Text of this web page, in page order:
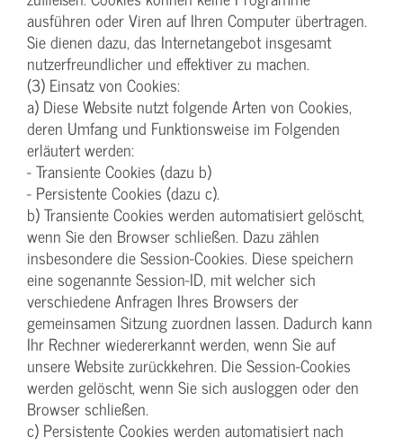
ausführen oder Viren auf Ihren Computer übertragen.
Sie dienen dazu, das Internetangebot insgesamt
nutzerfreundlicher und effektiver zu machen.
(3) Einsatz von Cookies:
a) Diese Website nutzt folgende Arten von Cookies,
deren Umfang und Funktionsweise im Folgenden
erläutert werden:
- Transiente Cookies (dazu b)
- Persistente Cookies (dazu c).
b) Transiente Cookies werden automatisiert gelöscht,
wenn Sie den Browser schließen. Dazu zählen
insbesondere die Session-Cookies. Diese speichern
eine sogenannte Session-ID, mit welcher sich
verschiedene Anfragen Ihres Browsers der
gemeinsamen Sitzung zuordnen lassen. Dadurch kann
Ihr Rechner wiedererkannt werden, wenn Sie auf
unsere Website zurückkehren. Die Session-Cookies
werden gelöscht, wenn Sie sich ausloggen oder den
Browser schließen.
c) Persistente Cookies werden automatisiert nach